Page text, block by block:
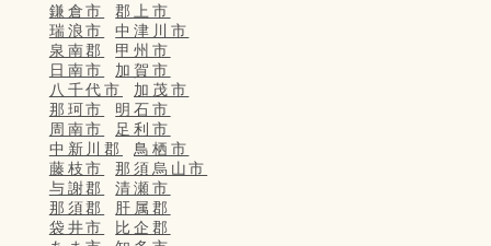
鎌倉市
郡上市
瑞浪市
中津川市
泉南郡
甲州市
日南市
加賀市
八千代市
加茂市
那珂市
明石市
周南市
足利市
中新川郡
鳥栖市
藤枝市
那須烏山市
与謝郡
清瀬市
那須郡
肝属郡
袋井市
比企郡